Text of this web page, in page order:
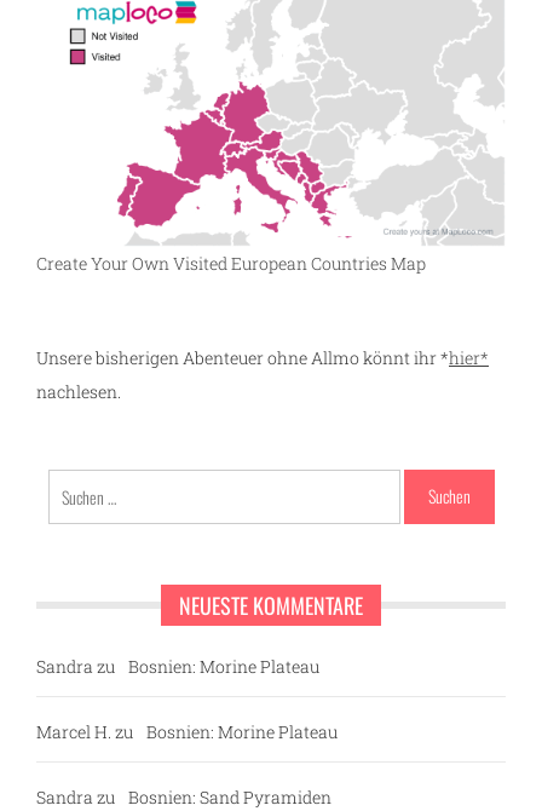
Create Your Own Visited European Countries Map
Unsere bisherigen Abenteuer ohne Allmo könnt ihr *hier*
nachlesen.
nach:
NEUESTE KOMMENTARE
Sandra zu Bosnien: Morine Plateau
Marcel H. zu Bosnien: Morine Plateau
Sandra zu Bosnien: Sand Pyramiden